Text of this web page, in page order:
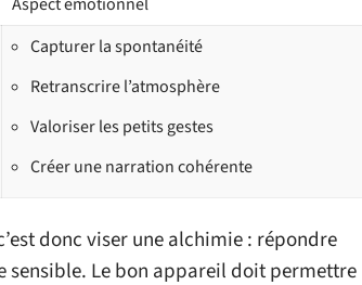
Capturer la spontanéité
Retranscrire l’atmosphère
Valoriser les petits gestes
Créer une narration cohérente
donc viser une alchimie : répondre
sensible. Le bon appareil doit permettre